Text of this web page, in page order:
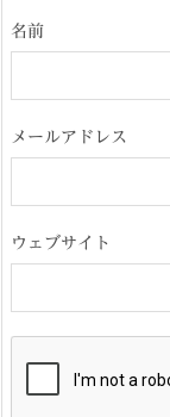
名前
メールアドレス
ウェブサイト